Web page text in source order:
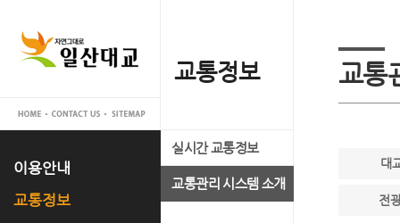
이용안내
이용안내
일산대교 지리안내
차로운영현황
교통정보
교통정보
실시간 교통정보
교통관리 시스템 소개
홍보관
일산대교 갤러리
홍보 동영상
관광정보
관광명소
축제정보
고객광장
공지사항
고객의 소리
회사소개
대표이사 인사말
사업개요
협력업체
입찰공고
교통
대
전